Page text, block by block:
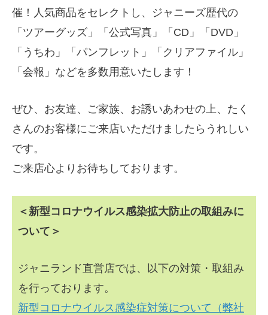
催！人気商品をセレクトし、ジャニーズ歴代の
「ツアーグッズ」「公式写真」「CD」「DVD」
「うちわ」「パンフレット」「クリアファイル」
「会報」などを多数用意いたします！
ぜひ、お友達、ご家族、お誘いあわせの上、たく
さんのお客様にご来店いただけましたらうれしい
です。
ご来店心よりお待ちしております。
＜新型コロナウイルス感染拡大防止の取組みに
ついて＞
ジャニランド直営店では、以下の対策・取組み
を行っております。
新型コロナウイルス感染症対策について（弊社